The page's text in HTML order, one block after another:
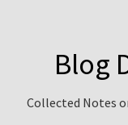
Blog
Collected Notes